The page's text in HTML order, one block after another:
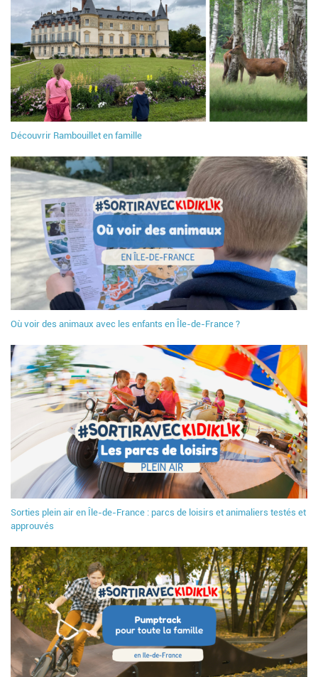
Découvrir Rambouillet en famille
Où voir des animaux avec les enfants en Île-de-France ?
Sorties plein air en Île-de-France : parcs de loisirs et animaliers testés et
approuvés